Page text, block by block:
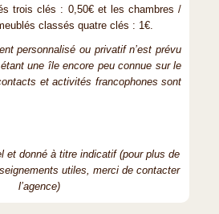
trois clés : 0,50€ et les chambres /
classés quatre clés : 1€.
personnalisé ou privatif n’est prévu
une île encore peu connue sur le
et activités francophones sont
et donné à titre indicatif (pour plus de
utiles, merci de contacter
l’agence)